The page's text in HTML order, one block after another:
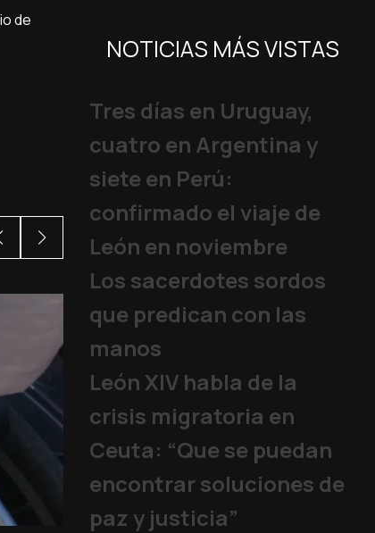
de
NOTICIAS MÁS VISTAS
Tres días en Uruguay,
cuatro en Argentina y
siete en Perú:
confirmado el viaje de
León en noviembre
Los sacerdotes sordos
que predican con las
manos
León XIV habla de la
crisis migratoria en
Ceuta: “Que se puedan
encontrar soluciones de
paz y justicia”